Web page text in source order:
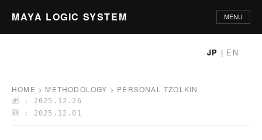
MAYA LOGIC SYSTEM MENU
PRINCIPLES
JP | EN
HOME > METHODOLOGY > PERSONAL TZOLKIN
🆙 : 2025.12.26
🆕 : 2025.12.01